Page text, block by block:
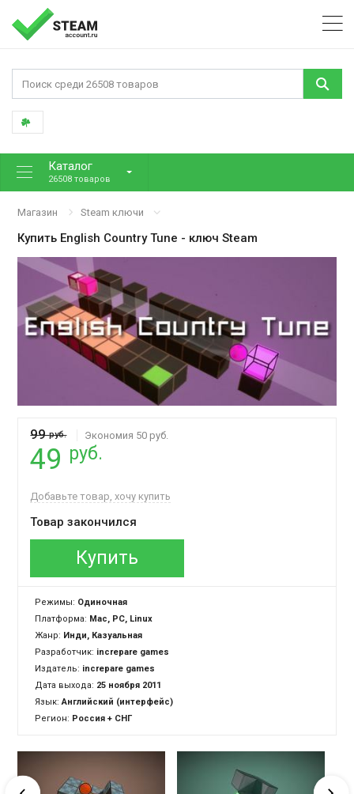
Каталог
26508 товаров
Магазин Steam ключи
Купить English Country Tune - ключ Steam
99руб. Экономия 50 руб.
49 руб.
Добавьте товар, хочу купить
Товар закончился
Купить
Режимы: Одиночная
Платформа: Mac, PC, Linux
Жанр: Инди, Казуальная
Разработчик: increpare games
Издатель: increpare games
Дата выхода: 25 ноября 2011
Язык:Английский (интерфейс)
Регион: Россия + СНГ